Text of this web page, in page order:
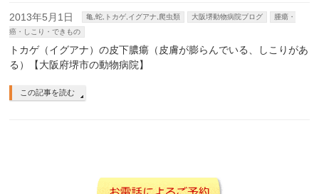
2013年5月1日 亀,蛇,トカゲ,イグアナ,爬虫類 大阪堺動物病院ブログ
腫瘍・
癌・しこり・できもの
トカゲ（イグアナ）の皮下膿瘍（皮膚が膨らんでいる、しこりがあ
る）【大阪府堺市の動物病院】
この記事を読む